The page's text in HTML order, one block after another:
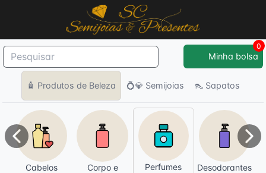
🧴 Produtos de Beleza 💍💎 Semijoias 👠 Sapatos
Minha bolsa
0
Cabelos
Corpo e
Perfumes Desodorantes
Anterior